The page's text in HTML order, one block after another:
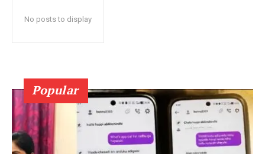
No posts to display
Popular